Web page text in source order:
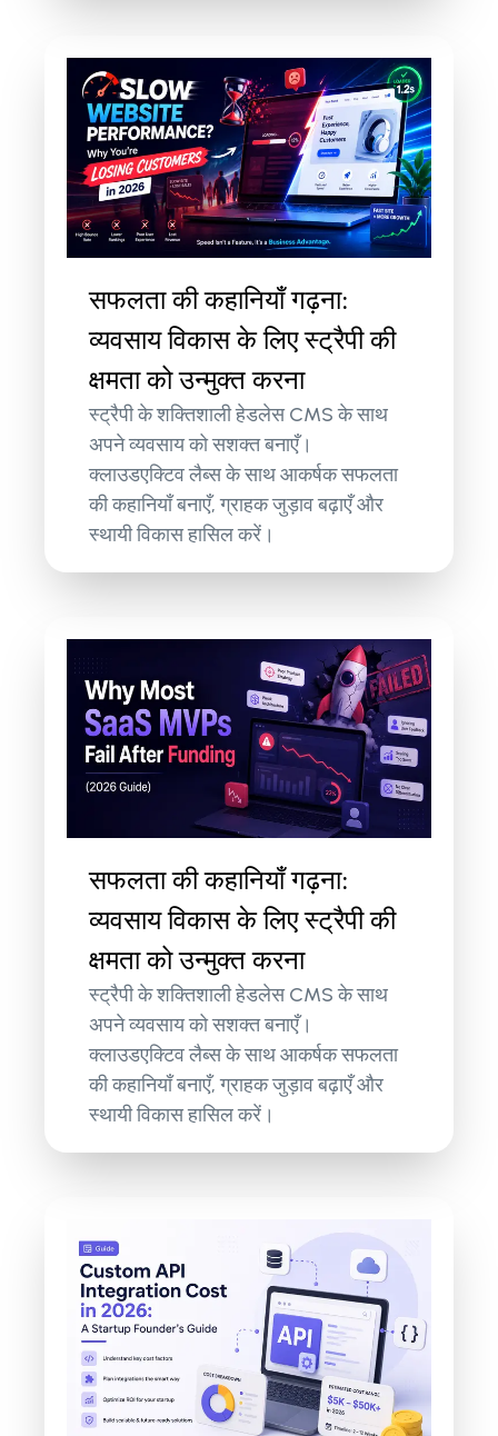
सफलता की कहानियाँ गढ़ना:
व्यवसाय विकास के लिए स्ट्रैपी की
क्षमता को उन्मुक्त करना
स्ट्रैपी के शक्तिशाली हेडलेस CMS के साथ
अपने व्यवसाय को सशक्त बनाएँ।
क्लाउडएक्टिव लैब्स के साथ आकर्षक सफलता
की कहानियाँ बनाएँ, ग्राहक जुड़ाव बढ़ाएँ और
स्थायी विकास हासिल करें।
सफलता की कहानियाँ गढ़ना:
व्यवसाय विकास के लिए स्ट्रैपी की
क्षमता को उन्मुक्त करना
स्ट्रैपी के शक्तिशाली हेडलेस CMS के साथ
अपने व्यवसाय को सशक्त बनाएँ।
क्लाउडएक्टिव लैब्स के साथ आकर्षक सफलता
की कहानियाँ बनाएँ, ग्राहक जुड़ाव बढ़ाएँ और
स्थायी विकास हासिल करें।